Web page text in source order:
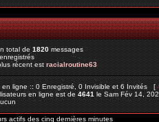
total de1820messages
récent estracialroutine63
en ligne :: 0 Enregistré, 0 Invisible et 6 Invités [
en ligne est de4641le Sam Fév 14,
actifs des cinq dernières minutes